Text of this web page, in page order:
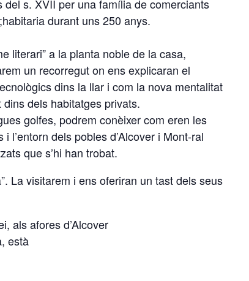
s. XVII per una família de comerciants
durant uns 250 anys.
literari” a la planta noble de la casa,
un recorregut on ens explicaran el
dins la llar i com la nova mentalitat
dels habitatges privats.
golfes, podrem conèixer com eren les
l’entorn dels pobles d’Alcover i Mont-ral
que s’hi han trobat.
La visitarem i ens oferiran un tast dels seus
als afores d’Alcover
està